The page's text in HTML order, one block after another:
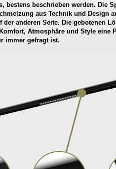
bestens beschrieben werden. Die
aus Technik und Design
anderen Seite. Die gebotenen
Atmosphäre und Style eine
immer gefragt ist.